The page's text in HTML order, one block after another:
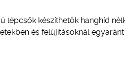
lépcsők készíthetők hanghíd
és felújításoknál